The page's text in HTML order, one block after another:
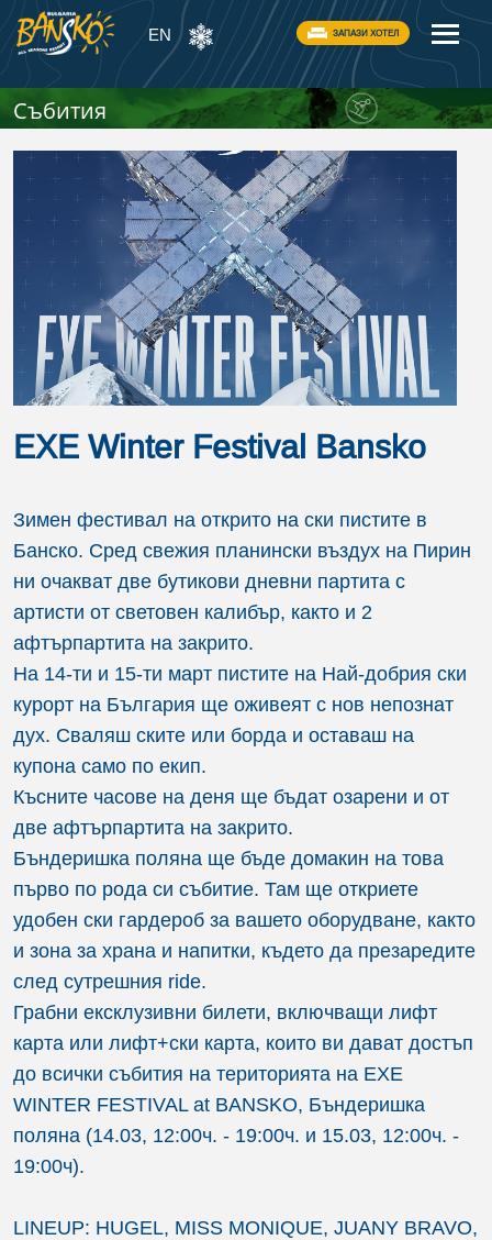
EN ЗАПАЗИ ХОТЕЛ
Събития
EXE Winter Festival Bansko
Зимен фестивал на открито на ски пистите в
Банско. Сред свежия планински въздух на Пирин
ни очакват две бутикови дневни партита с
артисти от световен калибър, както и 2
афтърпартита на закрито.
На 14-ти и 15-ти март пистите на Най-добрия ски
курорт на България ще оживеят с нов непознат
дух. Сваляш ските или борда и оставаш на
купона само по екип.
Късните часове на деня ще бъдат озарени и от
две афтърпартита на закрито.
Бъндеришка поляна ще бъде домакин на това
първо по рода си събитие. Там ще откриете
удобен ски гардероб за вашето оборудване, както
и зона за храна и напитки, където да презаредите
след сутрешния ride.
Грабни ексклузивни билети, включващи лифт
карта или лифт+ски карта, които ви дават достъп
до всички събития на територията на EXE
WINTER FESTIVAL at BANSKO, Бъндеришка
поляна (14.03, 12:00ч. - 19:00ч. и 15.03, 12:00ч. -
19:00ч).
LINEUP: HUGEL, MISS MONIQUE, JUANY BRAVO,